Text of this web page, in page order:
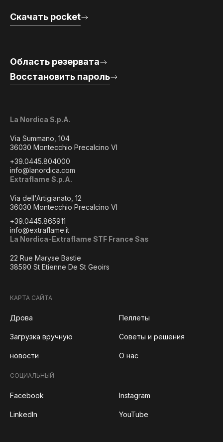
La Nordica S.p.A.
Via Summano, 104
36030 Montecchio Precalcino VI
+39.0445.804000
info@lanordica.com
Extraflame S.p.A.
Via dell'Artigianato, 12
36030 Montecchio Precalcino VI
+39.0445.865911
info@extraflame.it
La Nordica-Extraflame STF France Sas
22 Rue Maryse Bastie
38590 St Etienne De St Geoirs
Скачать pocket
Область резервата
Восстановить пароль
КАРТА САЙТА
Дрова Пеллеты
Загрузка вручную Советы и решения
новости О нас
СОЦИАЛЬНЫЙ
Facebook Instagram
LinkedIn YouTube